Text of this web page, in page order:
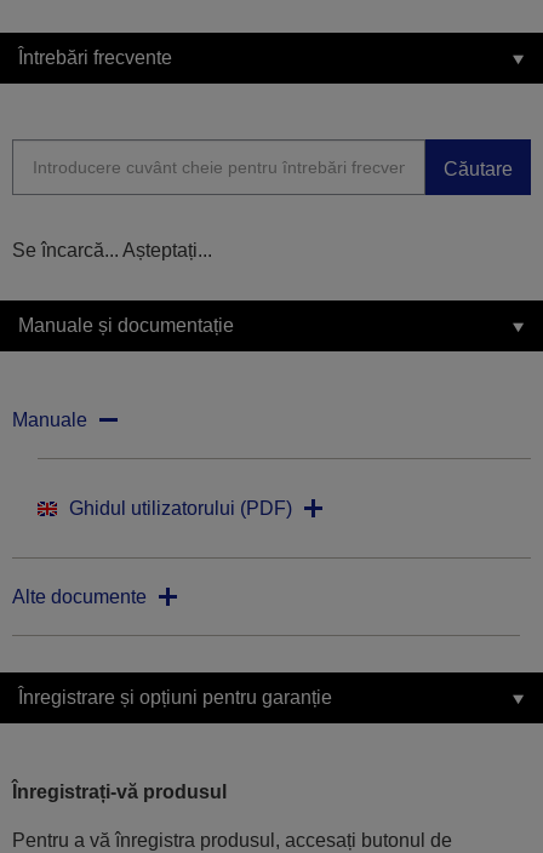
Întrebări frecvente
Căutare
Se încarcă... Așteptați...
Manuale și documentație
Manuale
Ghidul utilizatorului (PDF)
Alte documente
Înregistrare și opțiuni pentru garanție
Înregistrați-vă produsul
Pentru a vă înregistra produsul, accesați butonul de